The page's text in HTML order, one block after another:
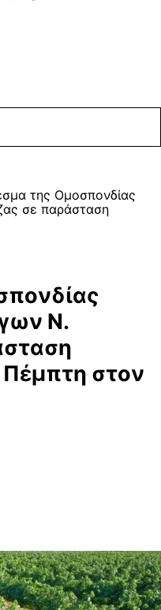
της Ομοσπονδίας
σε παράσταση
Ν.
Πέμπτη στον